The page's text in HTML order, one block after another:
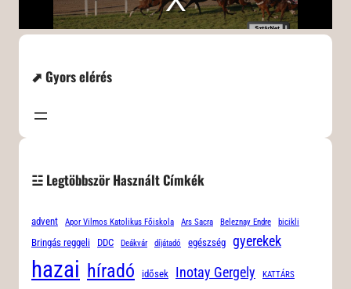
⬈ Gyors elérés
☳ Legtöbbször Használt Címkék
advent Apor Vilmos Katolikus Főiskola Ars Sacra Beleznay Endre bicikli
Bringás reggeli DDC Deákvár díjátadó egészség gyerekek
hazai híradó idősek Inotay Gergely KATTÁRS